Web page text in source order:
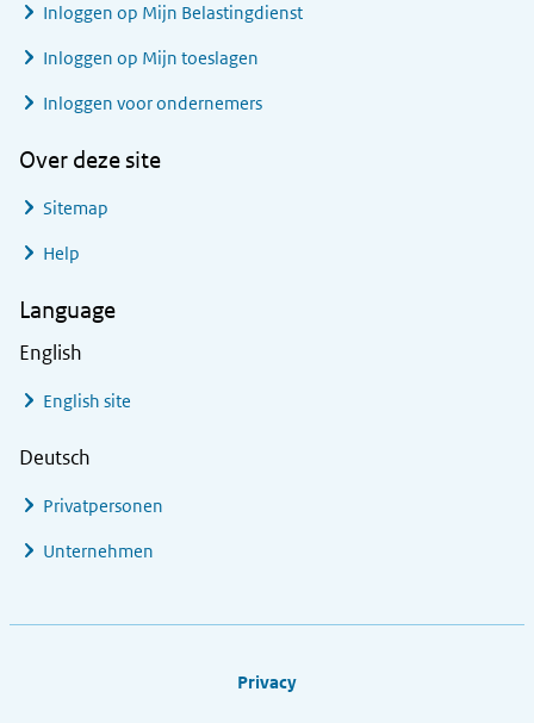
Inloggen op Mijn Belastingdienst
Inloggen op Mijn toeslagen
Inloggen voor ondernemers
Over deze site
Sitemap
Help
Language
English
English site
Deutsch
Privatpersonen
Unternehmen
Privacy